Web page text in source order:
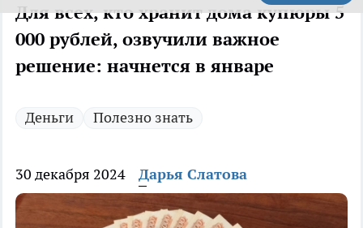
Для всех, кто хранит дома купюры 5
000 рублей, озвучили важное
решение: начнется в январе
Деньги Полезно знать
30 декабря 2024 Дарья Слатова